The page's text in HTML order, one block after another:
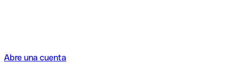
Abre una cuenta